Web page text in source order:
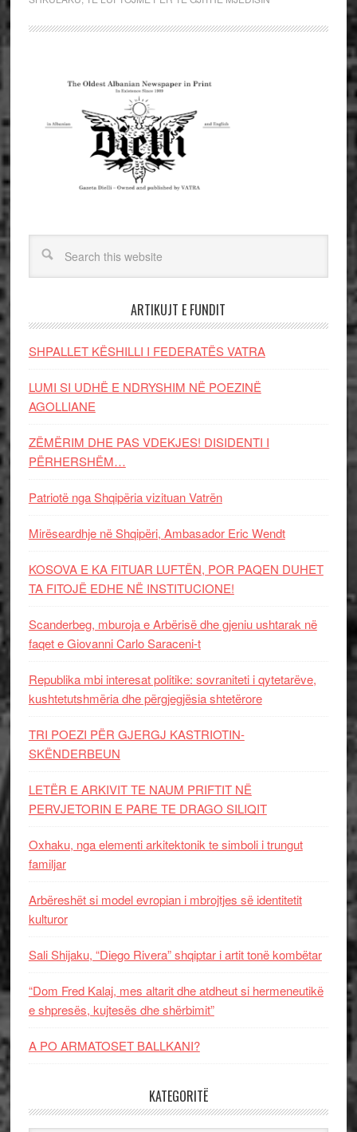
ARTIKUJT E FUNDIT
SHPALLET KËSHILLI I FEDERATËS VATRA
LUMI SI UDHË E NDRYSHIM NË POEZINË
AGOLLIANE
ZËMËRIM DHE PAS VDEKJES! DISIDENTI I
PËRHERSHËM…
Patriotë nga Shqipëria vizituan Vatrën
Mirëseardhje në Shqipëri, Ambasador Eric Wendt
KOSOVA E KA FITUAR LUFTËN, POR PAQEN DUHET
TA FITOJË EDHE NË INSTITUCIONE!
Scanderbeg, mburoja e Arbërisë dhe gjeniu ushtarak në
faqet e Giovanni Carlo Saraceni-t
Republika mbi interesat politike: sovraniteti i qytetarëve,
kushtetutshmëria dhe përgjegjësia shtetërore
TRI POEZI PËR GJERGJ KASTRIOTIN-
SKËNDERBEUN
LETËR E ARKIVIT TE NAUM PRIFTIT NË
PERVJETORIN E PARE TE DRAGO SILIQIT
Oxhaku, nga elementi arkitektonik te simboli i trungut
familjar
Arbëreshët si model evropian i mbrojtjes së identitetit
kulturor
Sali Shijaku, “Diego Rivera” shqiptar i artit tonë kombëtar
“Dom Fred Kalaj, mes altarit dhe atdheut si hermeneutikë
e shpresës, kujtesës dhe shërbimit”
A PO ARMATOSET BALLKANI?
KATEGORITË